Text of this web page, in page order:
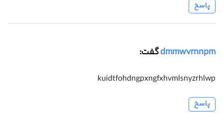
پاسخ
dmmwvrnnpmگفت:
kuidtfohdngpxngfxhvmlsnyzrhlwp
پاسخ